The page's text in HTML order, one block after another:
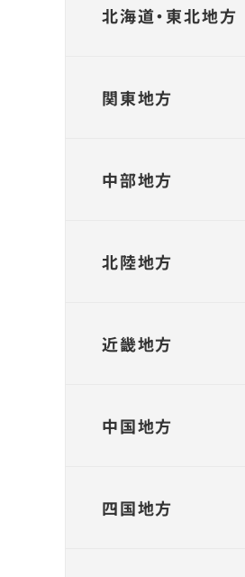
北海道・東北地方
関東地方
中部地方
北陸地方
近畿地方
中国地方
四国地方